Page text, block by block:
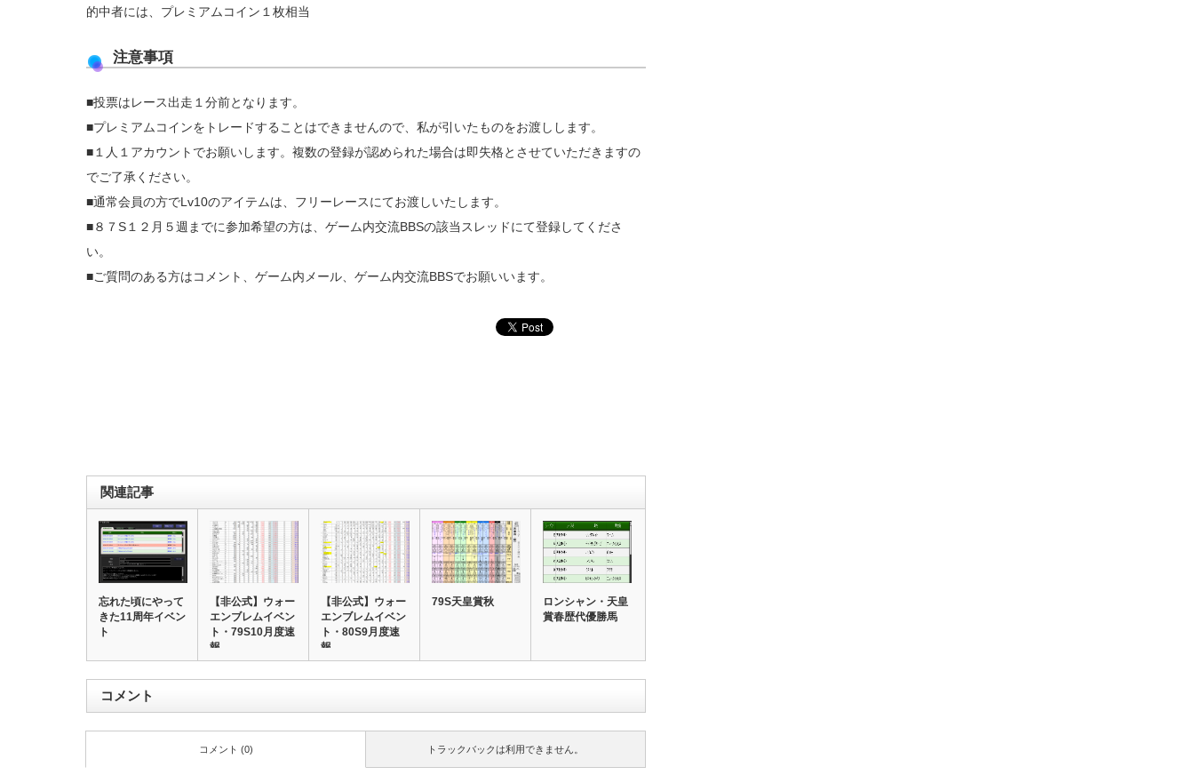
的中者には、プレミアムコイン１枚相当
注意事項
■投票はレース出走１分前となります。
■プレミアムコインをトレードすることはできませんので、私が引いたものをお渡しします。
■１人１アカウントでお願いします。複数の登録が認められた場合は即失格とさせていただきますの
でご了承ください。
■通常会員の方でLv10のアイテムは、フリーレースにてお渡しいたします。
■８７S１２月５週までに参加希望の方は、ゲーム内交流BBSの該当スレッドにて登録してくださ
い。
■ご質問のある方はコメント、ゲーム内メール、ゲーム内交流BBSでお願いいます。
関連記事
忘れた頃にやって
きた11周年イベン
ト
【非公式】ウォー
エンブレムイベン
ト・79S10月度速
報
【非公式】ウォー
エンブレムイベン
ト・80S9月度速
報
79S天皇賞秋
ロンシャン・天皇
賞春歴代優勝馬
コメント
トラックバックは利用できません。
コメント (0)